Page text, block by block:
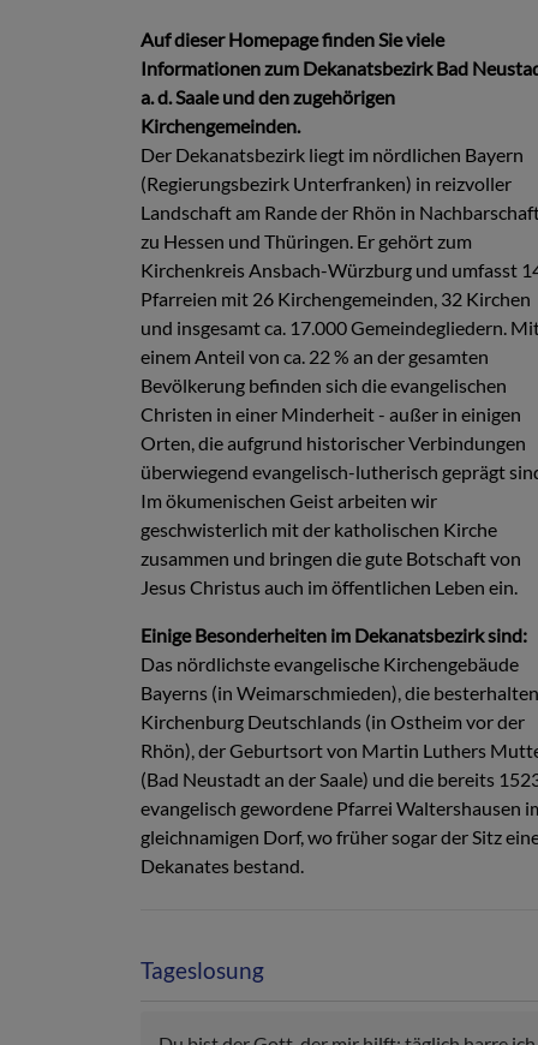
Auf dieser Homepage finden Sie viele
Informationen zum Dekanatsbezirk Bad
a. d. Saale und den zugehörigen
Kirchengemeinden.
Der Dekanatsbezirk liegt im nördlichen Bayern
(Regierungsbezirk Unterfranken) in reizvoller
Landschaft am Rande der Rhön in
zu Hessen und Thüringen. Er gehört zum
Kirchenkreis Ansbach-Würzburg und umfasst
Pfarreien mit 26 Kirchengemeinden, 32 Kirchen
und insgesamt ca. 17.000 Gemeindegliedern.
einem Anteil von ca. 22 % an der gesamten
Bevölkerung befinden sich die evangelischen
Christen in einer Minderheit - außer in einigen
Orten, die aufgrund historischer Verbindungen
überwiegend evangelisch-lutherisch geprägt
Im ökumenischen Geist arbeiten wir
geschwisterlich mit der katholischen Kirche
zusammen und bringen die gute Botschaft von
Jesus Christus auch im öffentlichen Leben ein.
Einige Besonderheiten im Dekanatsbezirk sind:
Das nördlichste evangelische Kirchengebäude
Bayerns (in Weimarschmieden), die
Kirchenburg Deutschlands (in Ostheim vor der
Rhön), der Geburtsort von Martin Luthers
(Bad Neustadt an der Saale) und die bereits
evangelisch gewordene Pfarrei Waltershausen
gleichnamigen Dorf, wo früher sogar der Sitz
Dekanates bestand.
Tageslosung